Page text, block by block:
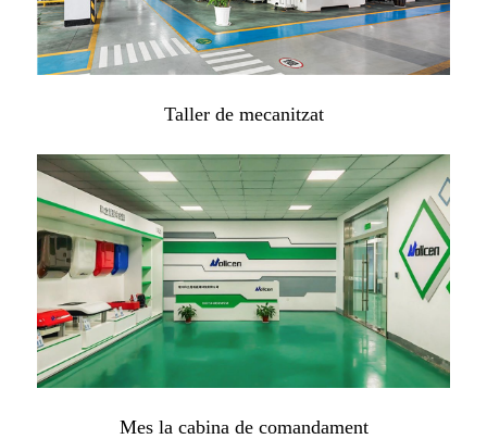
Taller de mecanitzat
Mes la cabina de comandament